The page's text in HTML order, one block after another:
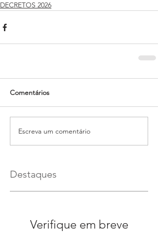
DECRETOS 2026
Comentários
Escreva um comentário
Destaques
Verifique em breve